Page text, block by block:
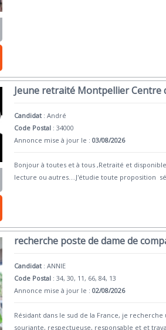
Jeune retraité Montpellier Centre
Candidat :André
Code Postal : 34000
Annonce mise à jour le :03/08/2026
Bonjour à toutes et à tous ,Retraité et
lecture ou autres....J'étudie toute proposition
recherche poste de dame de
Candidat :ANNIE
Code Postal : 34, 30, 11, 66, 84, 13
Annonce mise à jour le :02/08/2026
Résidant dans le sud de la France, je
souriante, respectueuse, responsable et et